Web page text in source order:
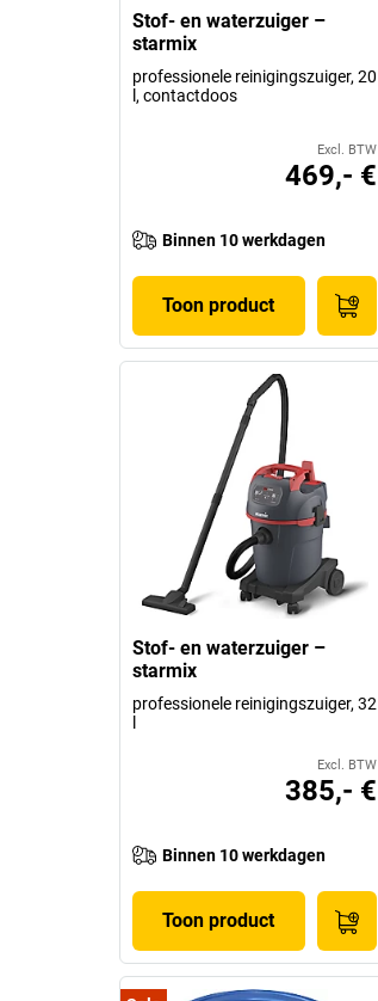
Stof- en waterzuiger –
starmix
professionele reinigingszuiger, 20
l, contactdoos
Excl. BTW
469,- €
Binnen 10 werkdagen
Toon product
Stof- en waterzuiger –
starmix
professionele reinigingszuiger, 32
Excl. BTW
385,- €
Binnen 10 werkdagen
Toon product